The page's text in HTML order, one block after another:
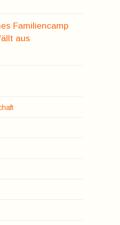
Familiencamp
aus